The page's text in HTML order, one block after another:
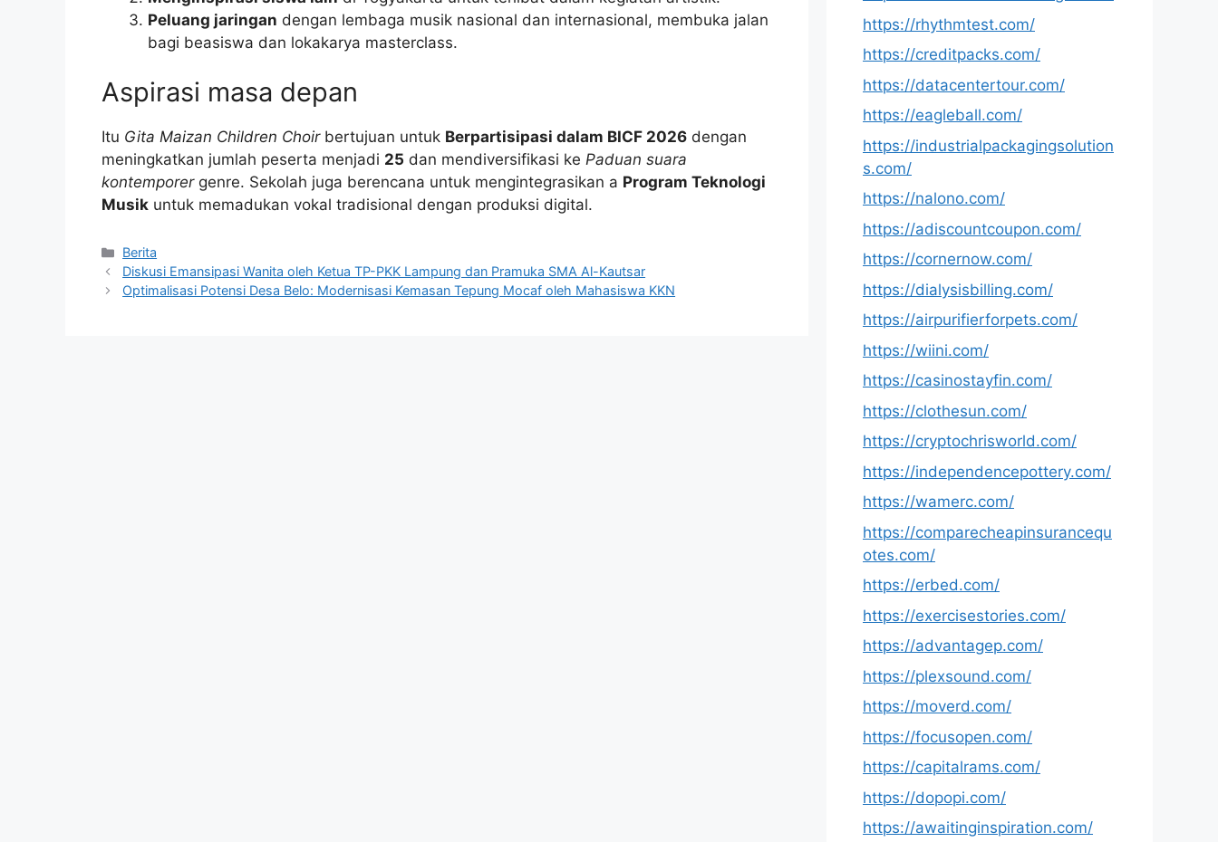
Peluang jaringan dengan lembaga musik nasional dan internasional, membuka jalan
bagi beasiswa dan lokakarya masterclass.
Aspirasi masa depan
Itu Gita Maizan Children Choirbertujuan untuk Berpartisipasi dalam BICF 2026 dengan
meningkatkan jumlah peserta menjadi 25 dan mendiversifikasi ke Paduan suara
kontemporergenre. Sekolah juga berencana untuk mengintegrasikan a Program Teknologi
Musik untuk memadukan vokal tradisional dengan produksi digital.
Kategori
Berita
Diskusi Emansipasi Wanita oleh Ketua TP-PKK Lampung dan Pramuka SMA Al-Kautsar
Optimalisasi Potensi Desa Belo: Modernisasi Kemasan Tepung Mocaf oleh Mahasiswa KKN
https://rhythmtest.com/
https://creditpacks.com/
https://datacentertour.com/
https://eagleball.com/
https://industrialpackagingsolution
s.com/
https://nalono.com/
https://adiscountcoupon.com/
https://cornernow.com/
https://dialysisbilling.com/
https://airpurifierforpets.com/
https://wiini.com/
https://casinostayfin.com/
https://clothesun.com/
https://cryptochrisworld.com/
https://independencepottery.com/
https://wamerc.com/
https://comparecheapinsurancequ
otes.com/
https://erbed.com/
https://exercisestories.com/
https://advantagep.com/
https://plexsound.com/
https://moverd.com/
https://focusopen.com/
https://capitalrams.com/
https://dopopi.com/
https://awaitinginspiration.com/